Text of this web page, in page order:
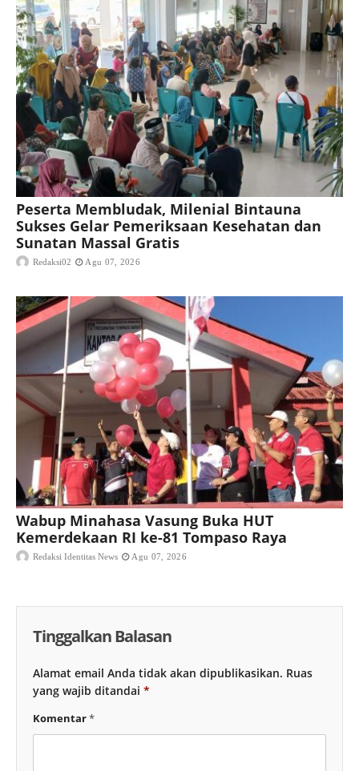
Peserta Membludak, Milenial Bintauna
Sukses Gelar Pemeriksaan Kesehatan dan
Sunatan Massal Gratis
Redaksi02 Agu 07, 2026
Wabup Minahasa Vasung Buka HUT
Kemerdekaan RI ke-81 Tompaso Raya
Redaksi Identitas News Agu 07, 2026
Tinggalkan Balasan
Alamat email Anda tidak akan dipublikasikan. Ruas
yang wajib ditandai *
Komentar*